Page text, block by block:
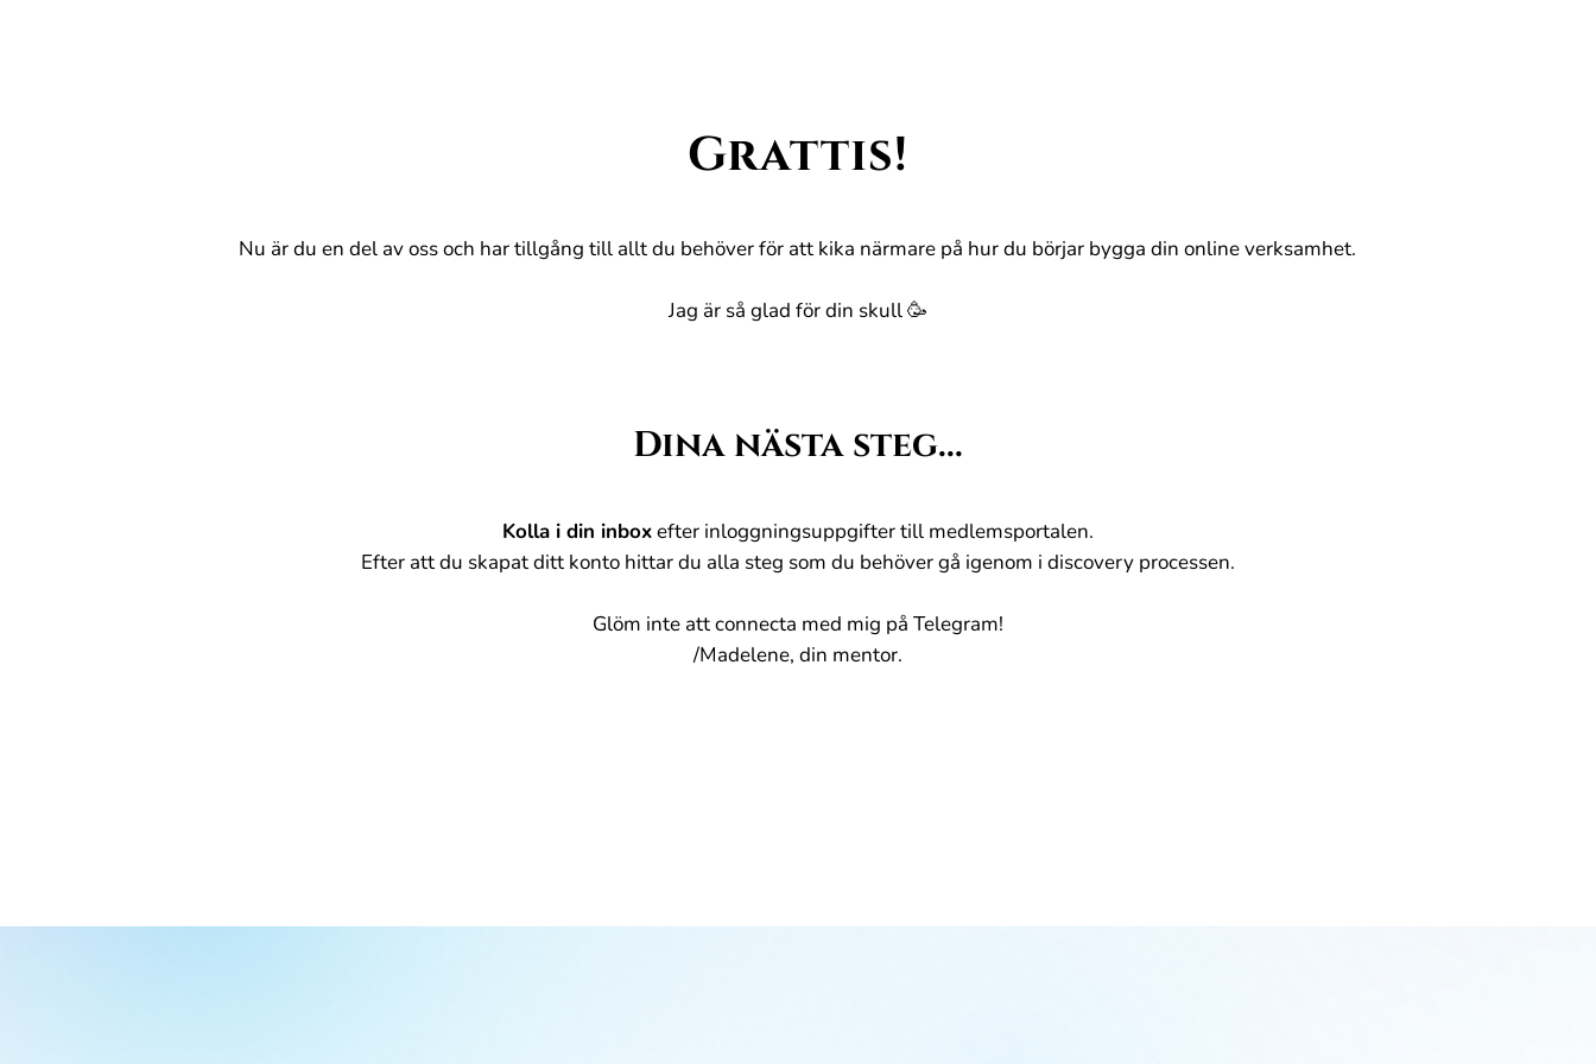
Grattis!
Nu är du en del av oss och har tillgång till allt du behöver för att kika närmare på hur du börjar bygga din online verksamhet.
Jag är så glad för din skull 🥳
Dina nästa steg...
Kolla i din inboxefter inloggningsuppgifter till medlemsportalen.
Efter att du skapat ditt konto hittar du alla steg som du behöver gå igenom i discovery processen.
Glöm inte att connecta med mig på Telegram!
/Madelene, din mentor.